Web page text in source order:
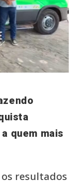
quem mais
resultados